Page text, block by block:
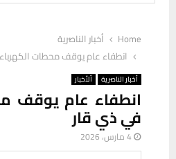
Home
أخبار الناصرية
انطفاء عام يوقف محطات
أخبار الناصرية ألأخبار
انطفاء عام يوقف
في ذي قار
4 مارس، 2026